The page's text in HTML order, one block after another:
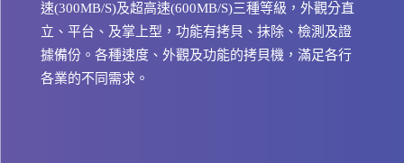
速(300MB/S)及超高速(600MB/S)三種等級，外觀分直
立、平台、及掌上型，功能有拷貝、抹除、檢測及證
據備份。各種速度、外觀及功能的拷貝機，滿足各行
各業的不同需求。